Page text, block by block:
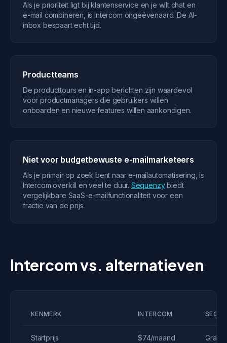
Als je prioriteit ligt bij klantenservice en je wilt chat en
e-mail combineren, is Intercom ongeëvenaard. De AI-
inbox bespaart echt tijd.
Productteams
De producttours en in-app berichten zijn waardevol
voor productmanagers die gebruikers willen
onboarden en nieuwe features willen aankondigen.
Niet voor budgetbewuste e-mailmarketeers
Als je primair op zoek bent naar e-mailautomatisering, is
Intercom overkill en veel te duur. Sequenzybiedt
vergelijkbare SaaS-e-mailfunctionaliteit voor een
fractie van de prijs.
Intercom vs. alternatieven
KENMERK INTERCOM
Startprijs $74/maand Gratis